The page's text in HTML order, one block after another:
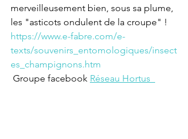
merveilleusement bien, sous sa plume,
les "asticots ondulent de la croupe" !
https://www.e-fabre.com/e-
texts/souvenirs_entomologiques/insect
es_champignons.htm
Groupe facebook Réseau Hortus